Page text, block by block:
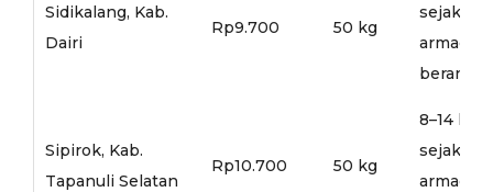
Sidikalang, Kab.
Dairi
Rp9.700 50 kg
sejak
armada
Sipirok, Kab.
Tapanuli Selatan
Rp10.700 50 kg
8–14 hari
sejak
armada